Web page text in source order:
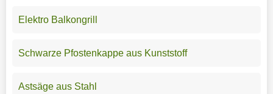
Elektro Balkongrill
Schwarze Pfostenkappe aus Kunststoff
Astsäge aus Stahl